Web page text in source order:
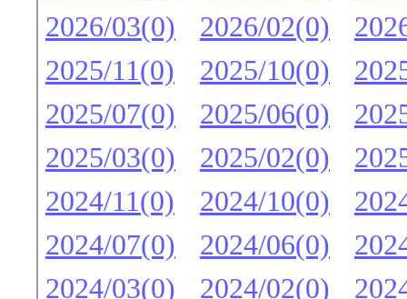
2026/03(0)
2026/02(0)
2025/11(0)
2025/10(0)
2025/07(0)
2025/06(0)
2025/03(0)
2025/02(0)
2024/11(0)
2024/10(0)
2024/07(0)
2024/06(0)
2024/03(0)
2024/02(0)